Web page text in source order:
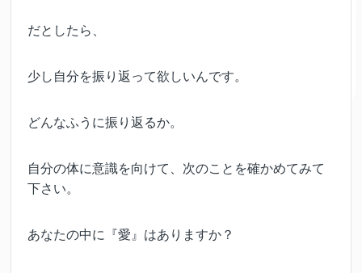
だとしたら、
少し自分を振り返って欲しいんです。
どんなふうに振り返るか。
自分の体に意識を向けて、次のことを確かめてみて
下さい。
あなたの中に『愛』はありますか？